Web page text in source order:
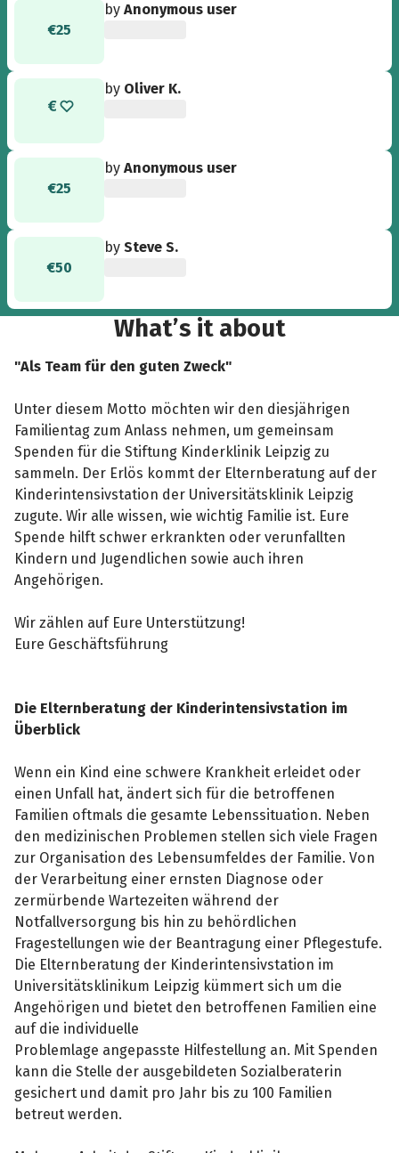
€25
byAnonymous user
by Oliver K.
€25
byAnonymous user
€50
bySteve S.
What’s it about
"Als Team für den guten Zweck"
Unter diesem Motto möchten wir den diesjährigen
Familientag zum Anlass nehmen, um gemeinsam
Spenden für die Stiftung Kinderklinik Leipzig zu
sammeln. Der Erlös kommt der Elternberatung auf der
Kinderintensivstation der Universitätsklinik Leipzig
zugute. Wir alle wissen, wie wichtig Familie ist. Eure
Spende hilft schwer erkrankten oder verunfallten
Kindern und Jugendlichen sowie auch ihren
Angehörigen.
Wir zählen auf Eure Unterstützung!
Eure Geschäftsführung
Die Elternberatung der Kinderintensivstation im
Überblick
Wenn ein Kind eine schwere Krankheit erleidet oder
einen Unfall hat, ändert sich für die betroffenen
Familien oftmals die gesamte Lebenssituation. Neben
den medizinischen Problemen stellen sich viele Fragen
zur Organisation des Lebensumfeldes der Familie. Von
der Verarbeitung einer ernsten Diagnose oder
zermürbende Wartezeiten während der
Notfallversorgung bis hin zu behördlichen
Fragestellungen wie der Beantragung einer Pflegestufe.
Die Elternberatung der Kinderintensivstation im
Universitätsklinikum Leipzig kümmert sich um die
Angehörigen und bietet den betroffenen Familien eine
auf die individuelle
Problemlage angepasste Hilfestellung an. Mit Spenden
kann die Stelle der ausgebildeten Sozialberaterin
gesichert und damit pro Jahr bis zu 100 Familien
betreut werden.